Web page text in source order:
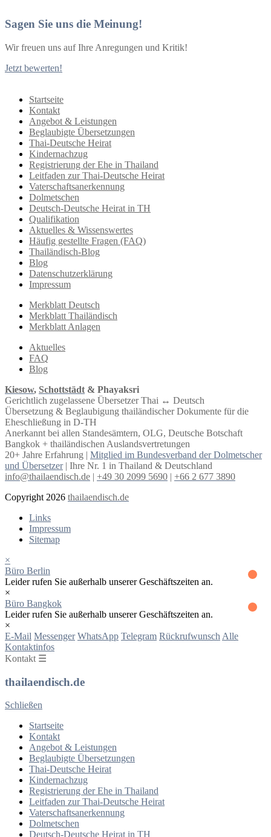
Sagen Sie uns die Meinung!
Wir freuen uns auf Ihre Anregungen und Kritik!
Jetzt bewerten!
Startseite
Kontakt
Angebot & Leistungen
Beglaubigte Übersetzungen
Thai-Deutsche Heirat
Kindernachzug
Registrierung der Ehe in Thailand
Leitfaden zur Thai-Deutsche Heirat
Vaterschaftsanerkennung
Dolmetschen
Deutsch-Deutsche Heirat in TH
Qualifikation
Aktuelles & Wissenswertes
Häufig gestellte Fragen (FAQ)
Thailändisch-Blog
Blog
Datenschutzerklärung
Impressum
Merkblatt Deutsch
Merkblatt Thailändisch
Merkblatt Anlagen
Aktuelles
FAQ
Blog
Kiesow, Schottstädt & Phayaksri
Gerichtlich zugelassene Übersetzer Thai ↔︎ Deutsch
Übersetzung & Beglaubigung thailändischer Dokumente für die
Eheschließung in D-TH
Anerkannt bei allen Standesämtern, OLG, Deutsche Botschaft
Bangkok + thailändischen Auslandsvertretungen
20+ Jahre Erfahrung | Mitglied im Bundesverband der Dolmetscher
und Übersetzer| Ihre Nr. 1 in Thailand & Deutschland
info@thailaendisch.de | +49 30 2099 5690 | +66 2 677 3890
Copyright 2026 thailaendisch.de
Links
Impressum
Sitemap
×
Büro Berlin
Leider rufen Sie außerhalb unserer Geschäftszeiten an.
×
Büro Bangkok
Leider rufen Sie außerhalb unserer Geschäftszeiten an.
×
E-Mail Messenger WhatsApp Telegram Rückrufwunsch Alle
Kontaktinfos
Kontakt ☰
thailaendisch.de
Schließen
Startseite
Kontakt
Angebot & Leistungen
Beglaubigte Übersetzungen
Thai-Deutsche Heirat
Kindernachzug
Registrierung der Ehe in Thailand
Leitfaden zur Thai-Deutsche Heirat
Vaterschaftsanerkennung
Dolmetschen
Deutsch-Deutsche Heirat in TH